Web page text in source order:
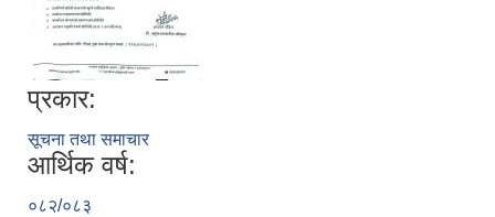
प्रकार:
सूचना तथा समाचार
आर्थिक वर्ष:
०८२/०८३